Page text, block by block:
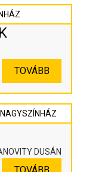
TOVÁBB
NAGYSZÍNHÁZ
DUSÁN